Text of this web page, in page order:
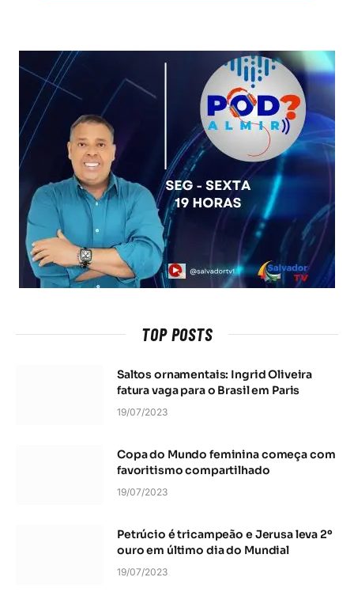
TOP POSTS
Saltos ornamentais: Ingrid Oliveira
fatura vaga para o Brasil em Paris
19/07/2023
Copa do Mundo feminina começa com
favoritismo compartilhado
19/07/2023
Petrúcio é tricampeão e Jerusa leva 2º
ouro em último dia do Mundial
19/07/2023